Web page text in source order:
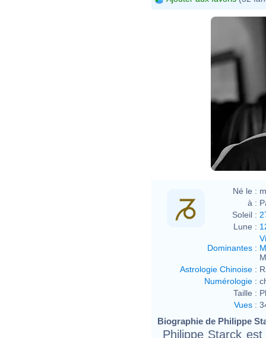
Né le :
à :
Soleil :
Lune :
Dominantes :
Astrologie Chinoise :
Numérologie :
Taille :
Vues :
Biographie de Philippe
Philippe Starck